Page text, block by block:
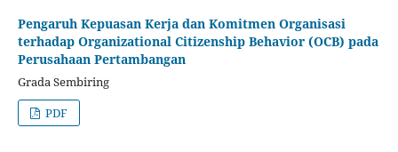
Pengaruh Kepuasan Kerja dan Komitmen Organisasi
terhadap Organizational Citizenship Behavior (OCB) pada
Perusahaan Pertambangan
Grada Sembiring
PDF